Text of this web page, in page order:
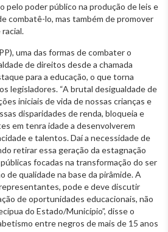
pelo poder público na produção de leis e
combatê-lo, mas também de promover
uma das formas de combater o
de direitos desde a chamada
para a educação, o que torna
legisladores. “A brutal desigualdade de
iniciais de vida de nossas crianças e
disparidades de renda, bloqueia e
em tenra idade a desenvolverem
e talentos. Daí a necessidade de
retirar essa geração da estagnação
focadas na transformação do ser
de qualidade na base da pirâmide. A
pode e deve discutir
de oportunidades educacionais, não
do Estado/Município”, disse o
entre negros de mais de 15 anos